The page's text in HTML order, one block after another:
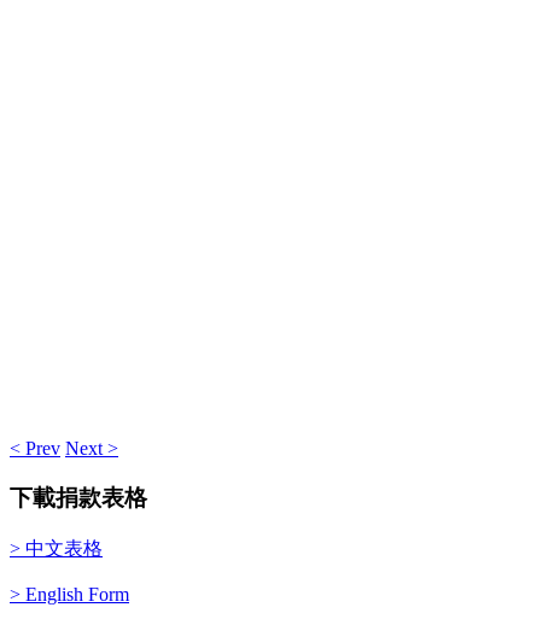
< Prev Next >
下載捐款表格
> 中文表格
> English Form